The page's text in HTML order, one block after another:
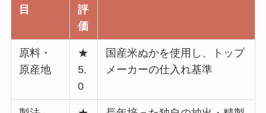
目
評
価
原料・
原産地
★
5.
0
国産米ぬかを使用し、トップ
メーカーの仕入れ基準